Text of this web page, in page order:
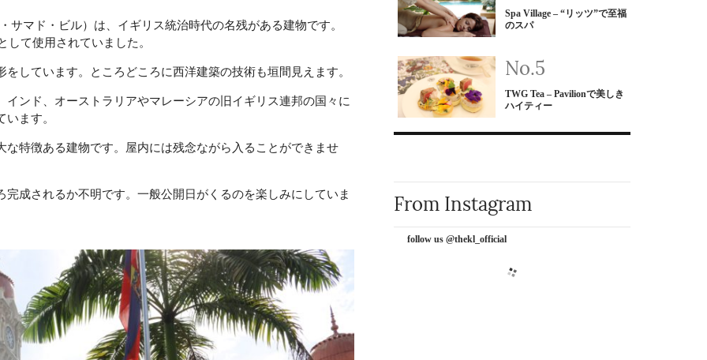
サマド・ビル）は、イギリス統治時代の名残がある建物です。
て使用されていました。
しています。ところどころに西洋建築の技術も垣間見えます。
ンド、オーストラリアやマレーシアの旧イギリス連邦の国々に
ます。
特徴ある建物です。屋内には残念ながら入ることができませ
成されるか不明です。一般公開日がくるのを楽しみにしていま
Spa Village – “リッツ”で至福
のスパ
TWG Tea – Pavilionで美しき
ハイティー
From Instagram
follow us @thekl_official